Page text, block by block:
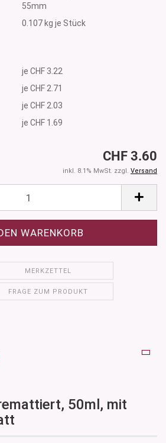
55mm
0.107kg je Stück
je CHF 3.22
je CHF 2.71
je CHF 2.03
je CHF 1.69
CHF 3.60
inkl. 8.1% MwSt. zzgl. Versand
MERKZETTEL
FRAGE ZUM PRODUKT
50ml, mit